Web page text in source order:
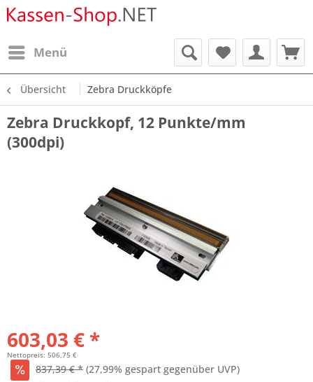
Menü
Übersicht Zebra Druckköpfe
Zebra Druckkopf, 12 Punkte/mm
(300dpi)
603,03 € *
Nettopreis: 506,75 €
837,39 € * (27,99% gespart gegenüber UVP)